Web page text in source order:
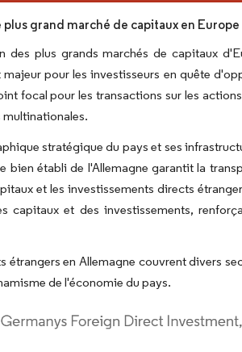
plus grand marché de capitaux en Europe
des plus grands marchés de capitaux
pour les investisseurs en quête
focal pour les transactions sur les
stratégique du pays et ses
bien établi de l'Allemagne garantit la
et les investissements directs
capitaux et des investissements,
étrangers en Allemagne couvrent divers
de l'économie du pays.